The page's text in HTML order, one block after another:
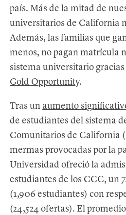
país. Más de la mitad de
universitarios de California
Además, las familias que
menos, no pagan matrícula
sistema universitario
Gold Opportunity.
Tras un aumento
de estudiantes del sistema
Comunitarios de California
mermas provocadas por la
Universidad ofreció la
estudiantes de los CCC, un
(1,906 estudiantes) con
(24,524 ofertas). El